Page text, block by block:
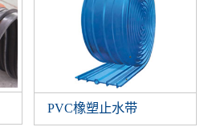
PVC橡塑止水带